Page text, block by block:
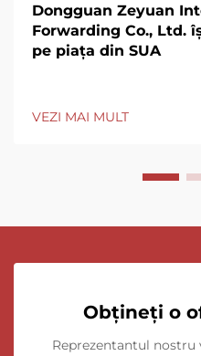
Dongguan Zeyuan
Forwarding Co., Ltd.
pe piața din SUA
VEZI MAI MULT
Obțineți o
Reprezentantul nostru